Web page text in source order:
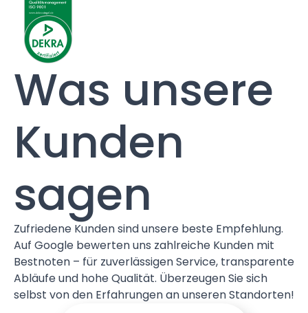
Was unsere
Kunden
sagen
Zufriedene Kunden sind unsere beste Empfehlung.
Auf Google bewerten uns zahlreiche Kunden mit
Bestnoten – für zuverlässigen Service, transparente
Abläufe und hohe Qualität. Überzeugen Sie sich
selbst von den Erfahrungen an unseren Standorten!